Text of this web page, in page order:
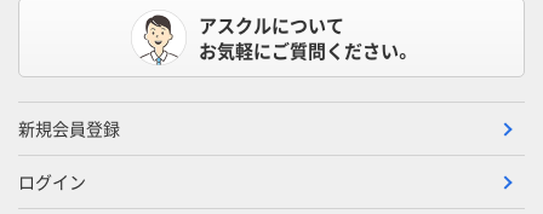
アスクルについて
お気軽にご質問ください。
新規会員登録
ログイン